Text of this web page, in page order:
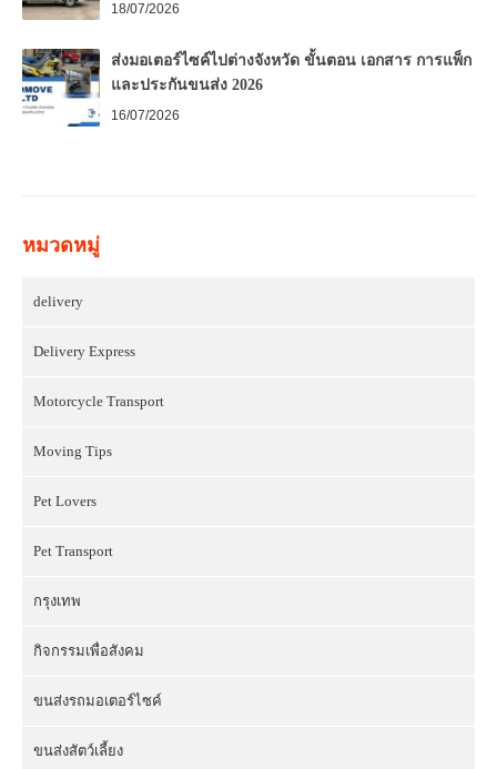
18/07/2026
ส่งมอเตอร์ไซค์ไปต่างจังหวัด ขั้นตอน เอกสาร การแพ็ก
และประกันขนส่ง 2026
16/07/2026
หมวดหมู่
delivery
Delivery Express
Motorcycle Transport
Moving Tips
Pet Lovers
Pet Transport
กรุงเทพ
กิจกรรมเพื่อสังคม
ขนส่งรถมอเตอร์ไซค์
ขนส่งสัตว์เลี้ยง